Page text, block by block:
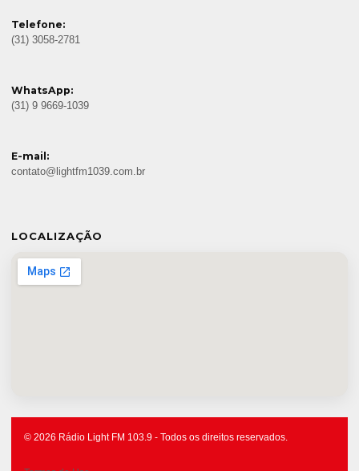
Telefone:
(31) 3058-2781
WhatsApp:
(31) 9 9669-1039
E-mail:
contato@lightfm1039.com.br
LOCALIZAÇÃO
© 2026 Rádio Light FM 103.9 - Todos os direitos reservados.